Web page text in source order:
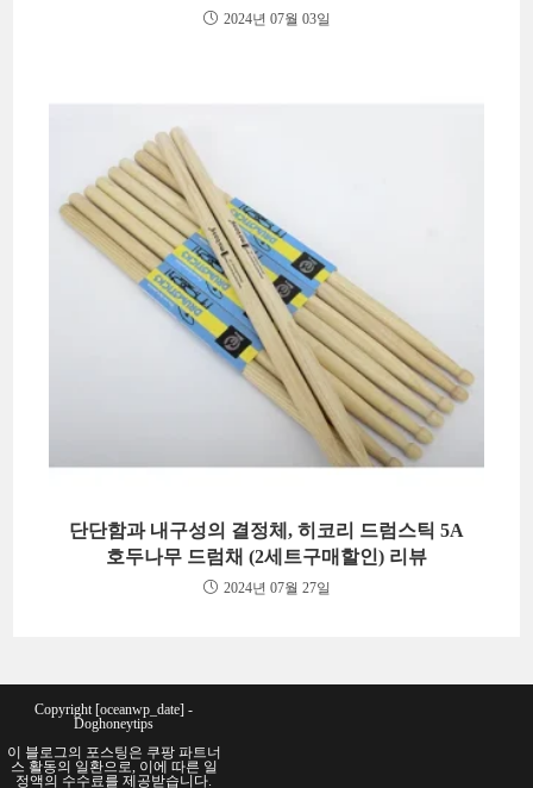
2024년 07월 03일
단단함과 내구성의 결정체, 히코리 드럼스틱 5A
호두나무 드럼채 (2세트구매할인) 리뷰
2024년 07월 27일
Copyright [oceanwp_date] -
Doghoneytips
이 블로그의 포스팅은 쿠팡 파트너
스 활동의 일환으로, 이에 따른 일
정액의 수수료를 제공받습니다.